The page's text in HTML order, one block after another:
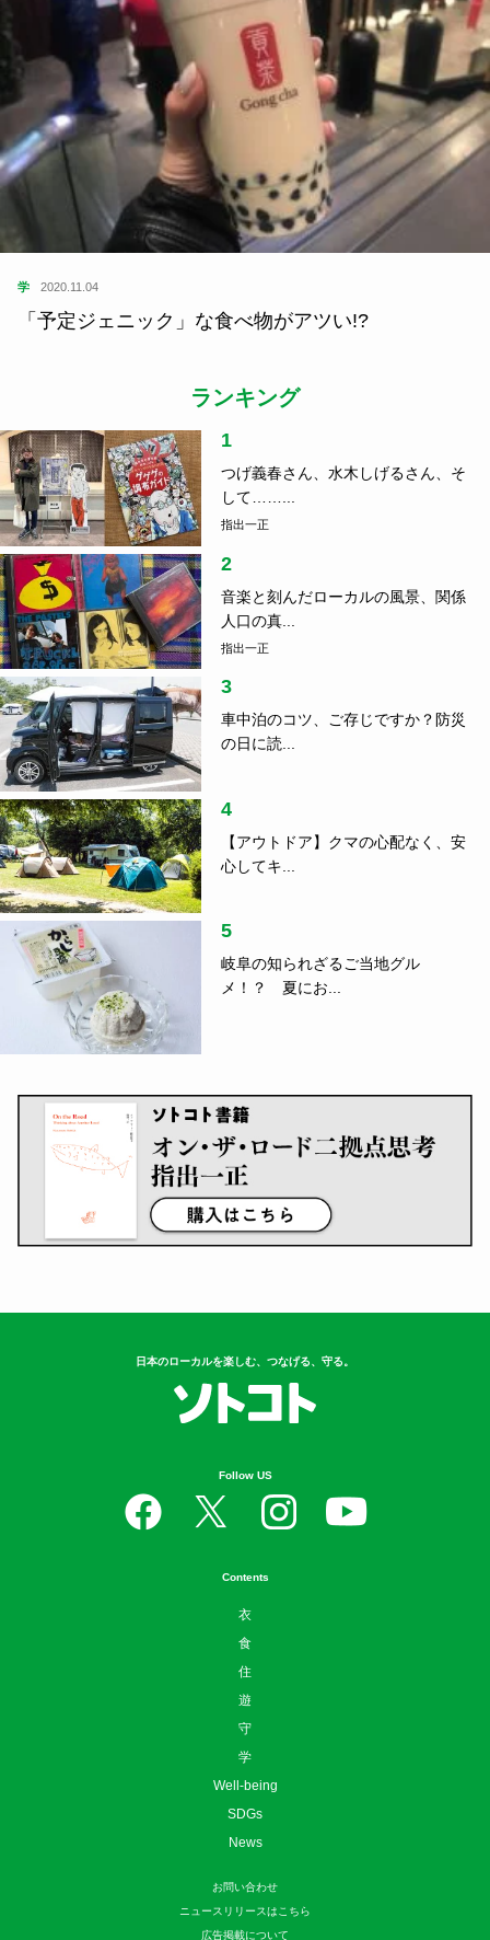
学 2020.11.04
「予定ジェニック」な食べ物がアツい!?
ランキング
1
つげ義春さん、水木しげるさん、そ
して……...
指出一正
2
音楽と刻んだローカルの風景、関係
人口の真...
指出一正
3
車中泊のコツ、ご存じですか？防災
の日に読...
4
【アウトドア】クマの心配なく、安
心してキ...
5
岐阜の知られざるご当地グル
メ！？ 夏にお...
日本のローカルを楽しむ、つなげる、守る。
Follow US
Contents
衣
食
住
遊
守
学
Well-being
SDGs
News
お問い合わせ
ニュースリリースはこちら
広告掲載について